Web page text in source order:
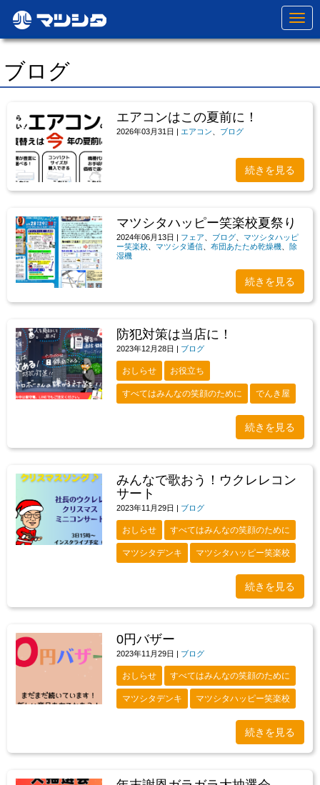
N
a
v
t
ブログ
エアコンはこの夏前に！
2026年03月31日 | エアコン ブログ
続きを見る
マツシタハッピー笑楽校夏祭り
2024年06月13日 | フェア ブログ 、マツシタハッピ
ー笑楽校 、マツシタ通信 、布団あたため乾燥機 、除
湿機
続きを見る
防犯対策は当店に！
2023年12月28日 | ブログ
おしらせ お役立ち
すべてはみんなの笑顔のために でんき屋
続きを見る
みんなで歌おう！ウクレレコン
サート
2023年11月29日 | ブログ
おしらせ すべてはみんなの笑顔のために
マツシタデンキ マツシタハッピー笑楽校
続きを見る
0円バザー
2023年11月29日 | ブログ
おしらせ すべてはみんなの笑顔のために
マツシタデンキ マツシタハッピー笑楽校
続きを見る